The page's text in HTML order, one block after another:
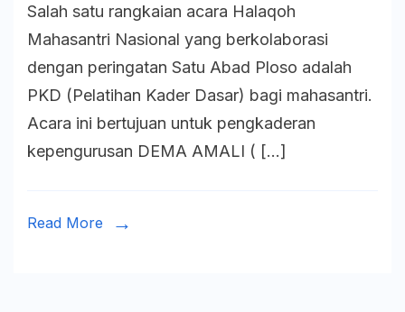
Salah satu rangkaian acara Halaqoh
Mahasantri Nasional yang berkolaborasi
dengan peringatan Satu Abad Ploso adalah
PKD (Pelatihan Kader Dasar) bagi mahasantri.
Acara ini bertujuan untuk pengkaderan
kepengurusan DEMA AMALI ( […]
Read More